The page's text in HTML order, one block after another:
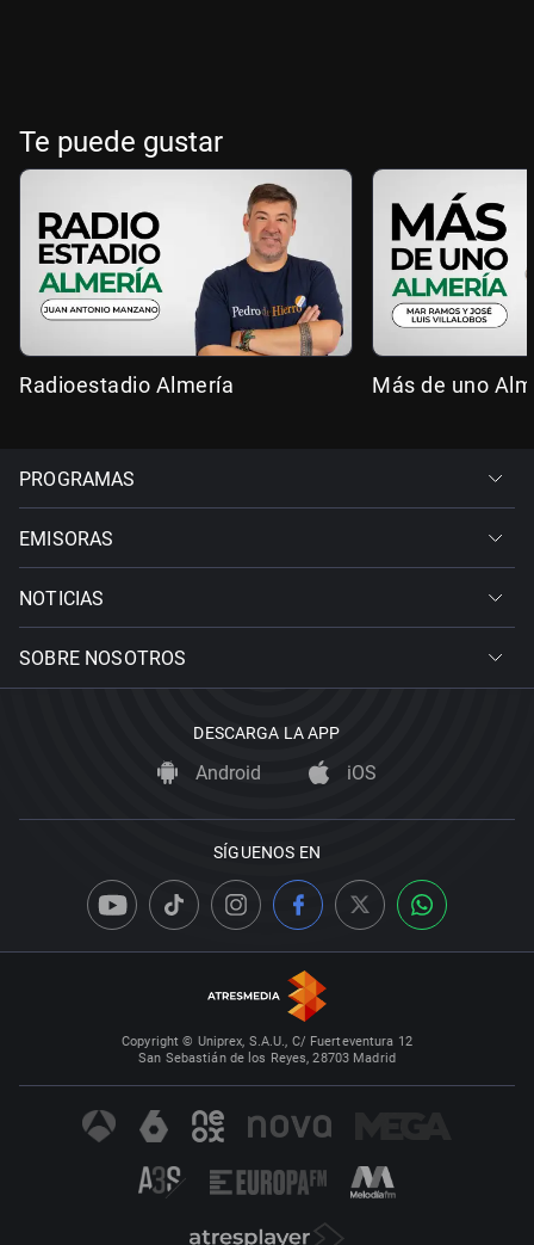
Te puede gustar
Radioestadio Almería Más de uno
PROGRAMAS
EMISORAS
NOTICIAS
SOBRE NOSOTROS
DESCARGA LA APP
Android iOS
SÍGUENOS EN
Copyright © Uniprex, S.A.U., C/ Fuerteventura 12
San Sebastián de los Reyes, 28703 Madrid